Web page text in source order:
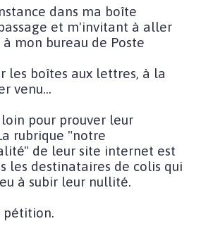
dans ma boîte
et m'invitant à aller
mon bureau de Poste
les boîtes aux lettres, à la
venu…
pour prouver leur
rubrique "notre
de leur site internet est
les destinataires de colis qui
à subir leur nullité.
pétition.